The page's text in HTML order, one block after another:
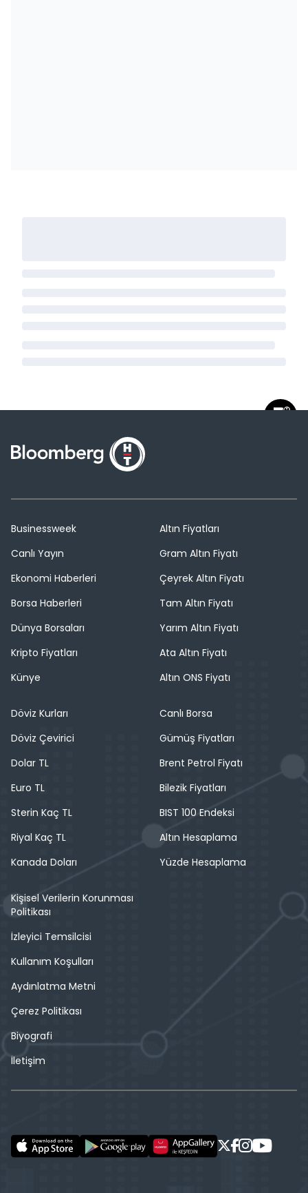
Businessweek
Canlı Yayın
Ekonomi Haberleri
Borsa Haberleri
Dünya Borsaları
Kripto Fiyatları
Künye
Altın Fiyatları
Gram Altın Fiyatı
Çeyrek Altın Fiyatı
Tam Altın Fiyatı
Yarım Altın Fiyatı
Ata Altın Fiyatı
Altın ONS Fiyatı
Döviz Kurları
Döviz Çevirici
Dolar TL
Euro TL
Sterin Kaç TL
Riyal Kaç TL
Kanada Doları
Canlı Borsa
Gümüş Fiyatları
Brent Petrol Fiyatı
Bilezik Fiyatları
BIST 100 Endeksi
Altın Hesaplama
Yüzde Hesaplama
Kişisel Verilerin Korunması
Politikası
İzleyici Temsilcisi
Kullanım Koşulları
Aydınlatma Metni
Çerez Politikası
Biyografi
İletişim